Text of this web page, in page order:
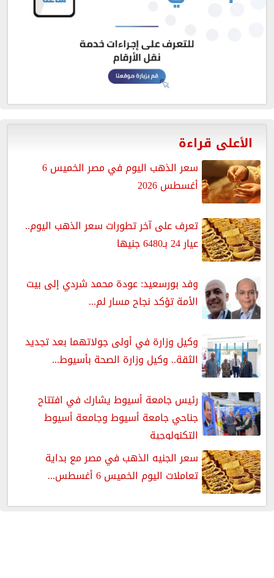
الأعلى قراءة
سعر الذهب اليوم في مصر الخميس 6
أغسطس 2026
تعرف على آخر تطورات سعر الذهب اليوم..
عيار 24 بـ6480 جنيها
وفد بورسعيد: عودة محمد شردي إلى بيت
الأمة تؤكد نجاح مسار لم...
وكيل وزارة في أولى جولاتهما بعد تجديد
الثقة.. وكيل وزارة الصحة بأسيوط...
رئيس جامعة أسيوط يشارك في افتتاح
جناحي جامعة أسيوط وجامعة أسيوط
التكنولوجية
سعر الجنيه الذهب في مصر مع بداية
تعاملات اليوم الخميس 6 أغسطس...